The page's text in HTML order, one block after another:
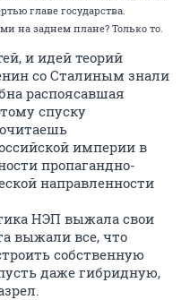
главе государства.
на заднем плане? Только то.
и идей теорий
со Сталиным знали
распоясавшая
спуску
империи в
пропагандно-
направленности
НЭП выжала свои
выжали все, что
собственную
даже гибридную,